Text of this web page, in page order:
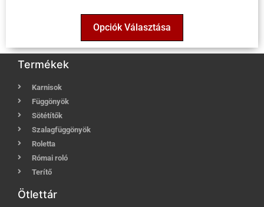
Opciók Választása
Termékek
Karnisok
Függönyök
Sötétítők
Szalagfüggönyök
Roletta
Római roló
Terítő
Ötlettár